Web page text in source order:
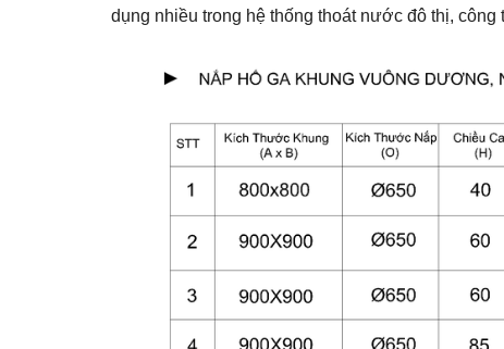
dụng nhiều trong hệ thống thoát nước đô thị,